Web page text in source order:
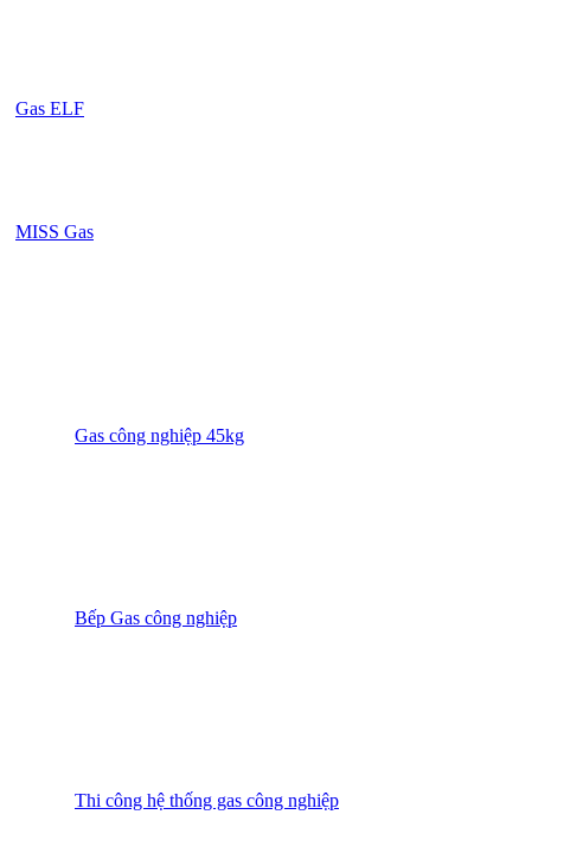
Gas ELF
MISS Gas
Gas công nghiệp 45kg
Bếp Gas công nghiệp
Thi công hệ thống gas công nghiệp